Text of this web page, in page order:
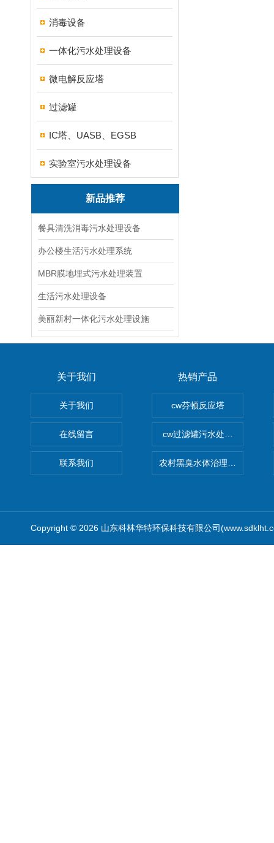
消毒设备
一体化污水处理设备
微电解反应塔
过滤罐
IC塔、UASB、EGSB
实验室污水处理设备
新品推荐
餐具清洗消毒污水处理设备
办公楼生活污水处理系统
MBR膜地埋式污水处理装置
生活污水处理设备
美丽新村一体化污水处理设施
关于我们
关于我们
在线留言
联系我们
热销产品
cw芬顿反应塔
cw过滤罐污水处理设备 多介
农村黑臭水体治理设备
Copyright © 2026 山东科林华特环保科技有限公司